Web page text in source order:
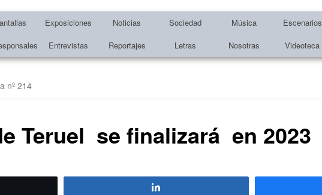
Exposiciones Noticias Sociedad Música Escenarios
Entrevistas Reportajes Letras Nosotras Videoteca
nº 214
Teruel se finalizará en 2023